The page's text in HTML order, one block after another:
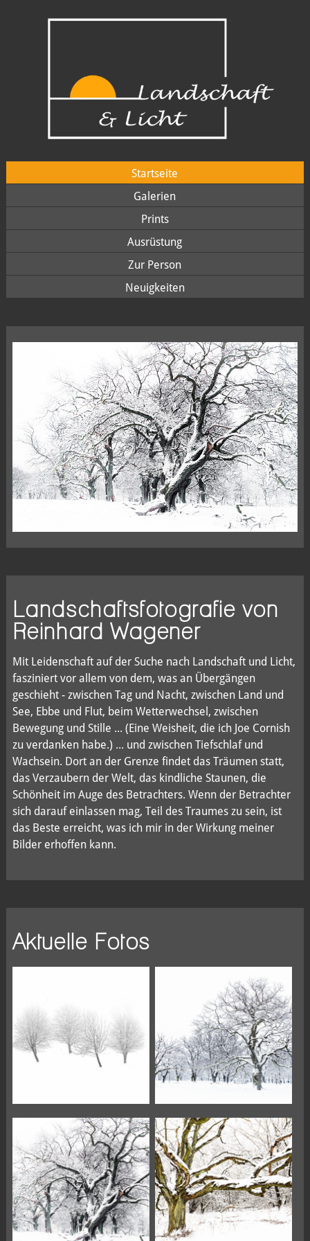
Startseite
Galerien
Prints
Ausrüstung
Zur Person
Neuigkeiten
Landschaftsfotografie von
Reinhard Wagener
Mit Leidenschaft auf der Suche nach Landschaft und Licht,
fasziniert vor allem von dem, was an Übergängen
geschieht - zwischen Tag und Nacht, zwischen Land und
See, Ebbe und Flut, beim Wetterwechsel, zwischen
Bewegung und Stille ... (Eine Weisheit, die ich Joe Cornish
zu verdanken habe.) ... und zwischen Tiefschlaf und
Wachsein. Dort an der Grenze findet das Träumen statt,
das Verzaubern der Welt, das kindliche Staunen, die
Schönheit im Auge des Betrachters. Wenn der Betrachter
sich darauf einlassen mag, Teil des Traumes zu sein, ist
das Beste erreicht, was ich mir in der Wirkung meiner
Bilder erhoffen kann.
Aktuelle Fotos